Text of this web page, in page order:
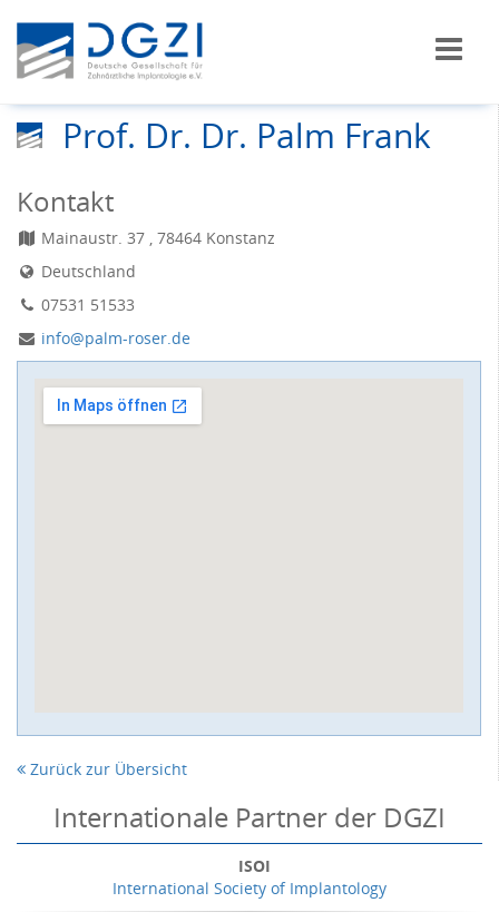
Prof. Dr. Dr. Palm Frank
Kontakt
Mainaustr. 37 , 78464 Konstanz
Deutschland
07531 51533
info@palm-roser.de
Zurück zur Übersicht
Internationale Partner der DGZI
ISOI
International Society of Implantology